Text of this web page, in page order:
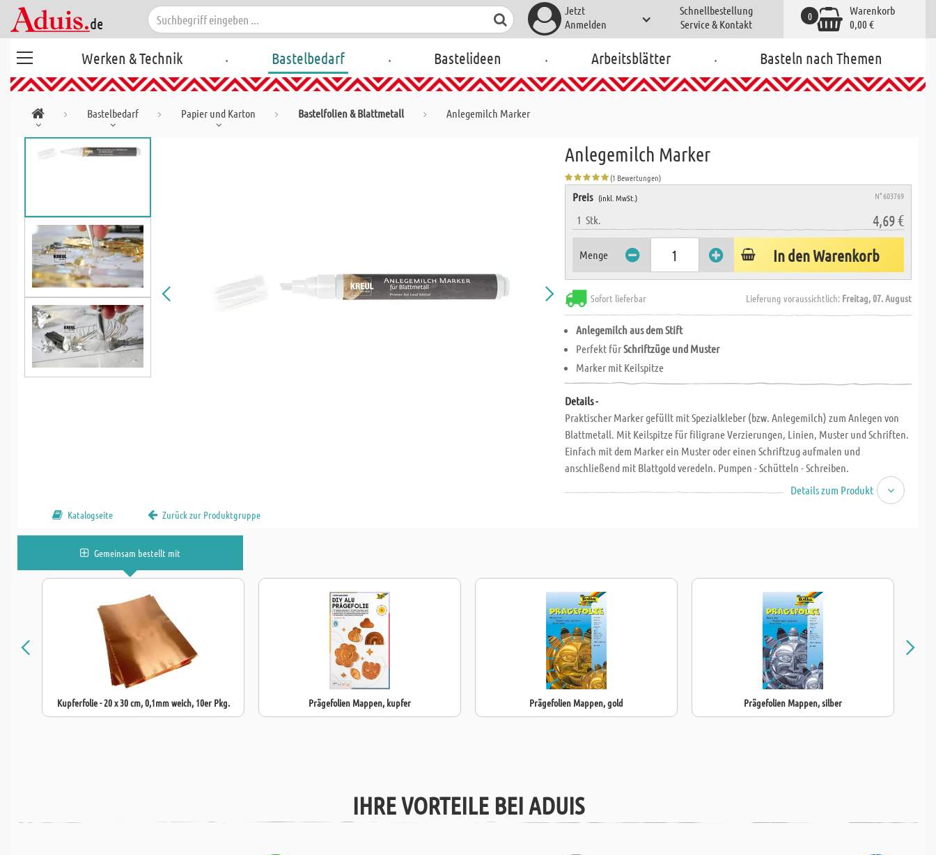
Jetzt
Anmelden
Schnellbestellung
Service & Kontakt
Warenkorb
0,00 €
0
Werken & Technik . Bastelbedarf . Bastelideen . Arbeitsblätter . Basteln nach Themen
Bastelbedarf Papier und Karton Bastelfolien & Blattmetall Anlegemilch Marker
Anlegemilch Marker
(1 Bewertungen)
Preis (inkl. MwSt.) N° 603769
1Stk. 4,69 €
Menge In den Warenkorb
Sofort lieferbar Lieferung voraussichtlich: Freitag, 07. August
Anlegemilch aus dem Stift
Perfekt fürSchriftzüge und Muster
Marker mit Keilspitze
Details -
Praktischer Marker gefüllt mit Spezialkleber (bzw. Anlegemilch) zum Anlegen von
Blattmetall. Mit Keilspitze für filigrane Verzierungen, Linien, Muster und Schriften.
Einfach mit dem Marker ein Muster oder einen Schriftzug aufmalen und
anschließend mit Blattgold veredeln. Pumpen - Schütteln - Schreiben.
Details zum Produkt
Katalogseite Zurück zur Produktgruppe
Gemeinsam bestellt mit
Kupferfolie - 20 x 30 cm, 0,1mm weich, 10er Pkg. Prägefolien Mappen, kupfer Prägefolien Mappen, gold Prägefolien Mappen, silber
IHRE VORTEILE BEI ADUIS